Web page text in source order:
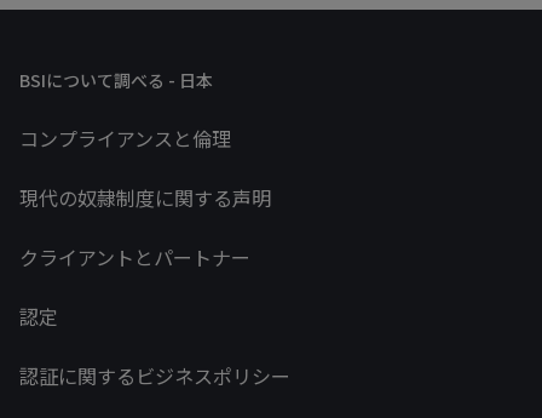
BSIについて調べる - 日本
コンプライアンスと倫理
現代の奴隷制度に関する声明
クライアントとパートナー
認定
認証に関するビジネスポリシー